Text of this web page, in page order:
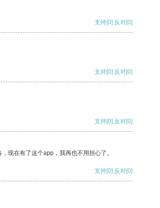
支持[0] 反对[0]
支持[0] 反对[0]
支持[0] 反对[0]
现在有了这个app，我再也不用担心了。
支持[0] 反对[0]